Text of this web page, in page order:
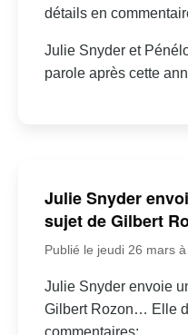
détails en
Julie Snyder et
parole après cette
Julie Snyder
sujet de Gilbert
Publié le jeudi 26 mars
Julie Snyder envoie
Gilbert Rozon… Elle